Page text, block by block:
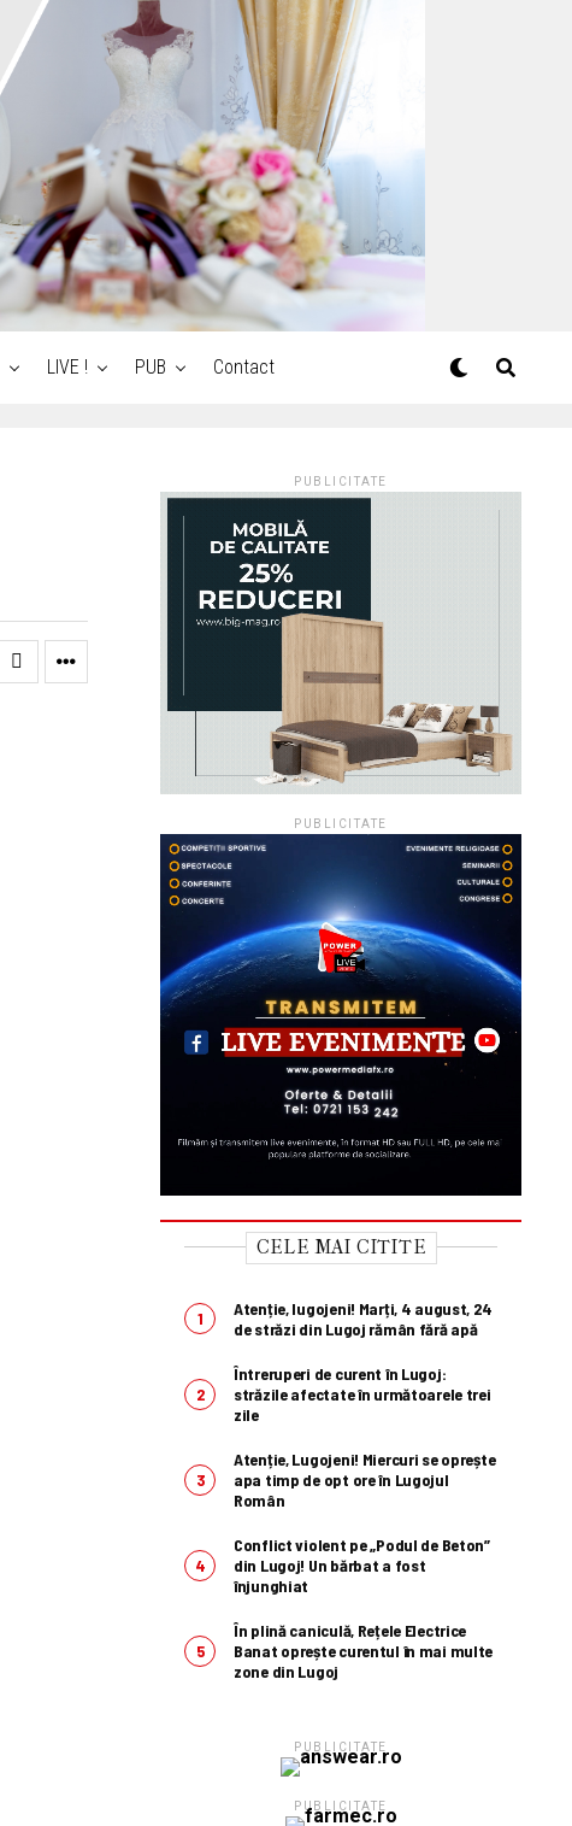
LIVE ! PUB Contact
PUBLICITATE
PUBLICITATE
CELE MAI CITITE
Atenție, lugojeni! Marți, 4 august, 24
de străzi din Lugoj rămân fără apă
Întreruperi de curent în Lugoj:
străzile afectate în următoarele trei
zile
Atenție, Lugojeni! Miercuri se oprește
apa timp de opt ore în Lugojul
Român
Conflict violent pe „Podul de Beton”
din Lugoj! Un bărbat a fost
înjunghiat
În plină caniculă, Rețele Electrice
Banat oprește curentul în mai multe
zone din Lugoj
PUBLICITATE
PUBLICITATE